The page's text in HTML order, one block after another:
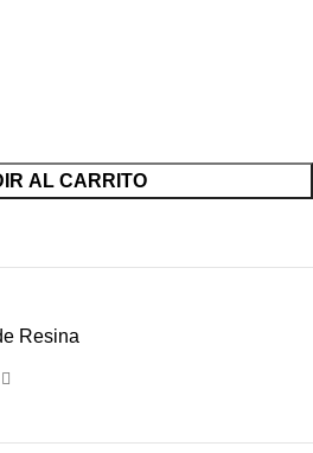
AL CARRITO
Resina